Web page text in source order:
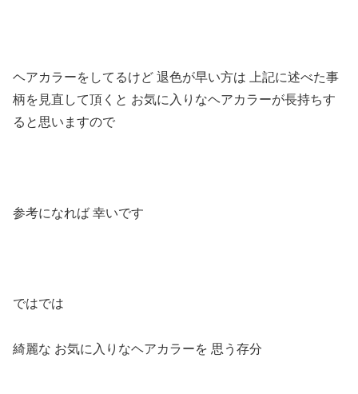
ヘアカラーをしてるけど 退色が早い方は
上記に述べた事
柄を見直して頂くと お気に入りなヘアカラーが長持ちす
ると思いますので
参考になれば 幸いです
ではでは
綺麗な お気に入りなヘアカラーを 思う存分